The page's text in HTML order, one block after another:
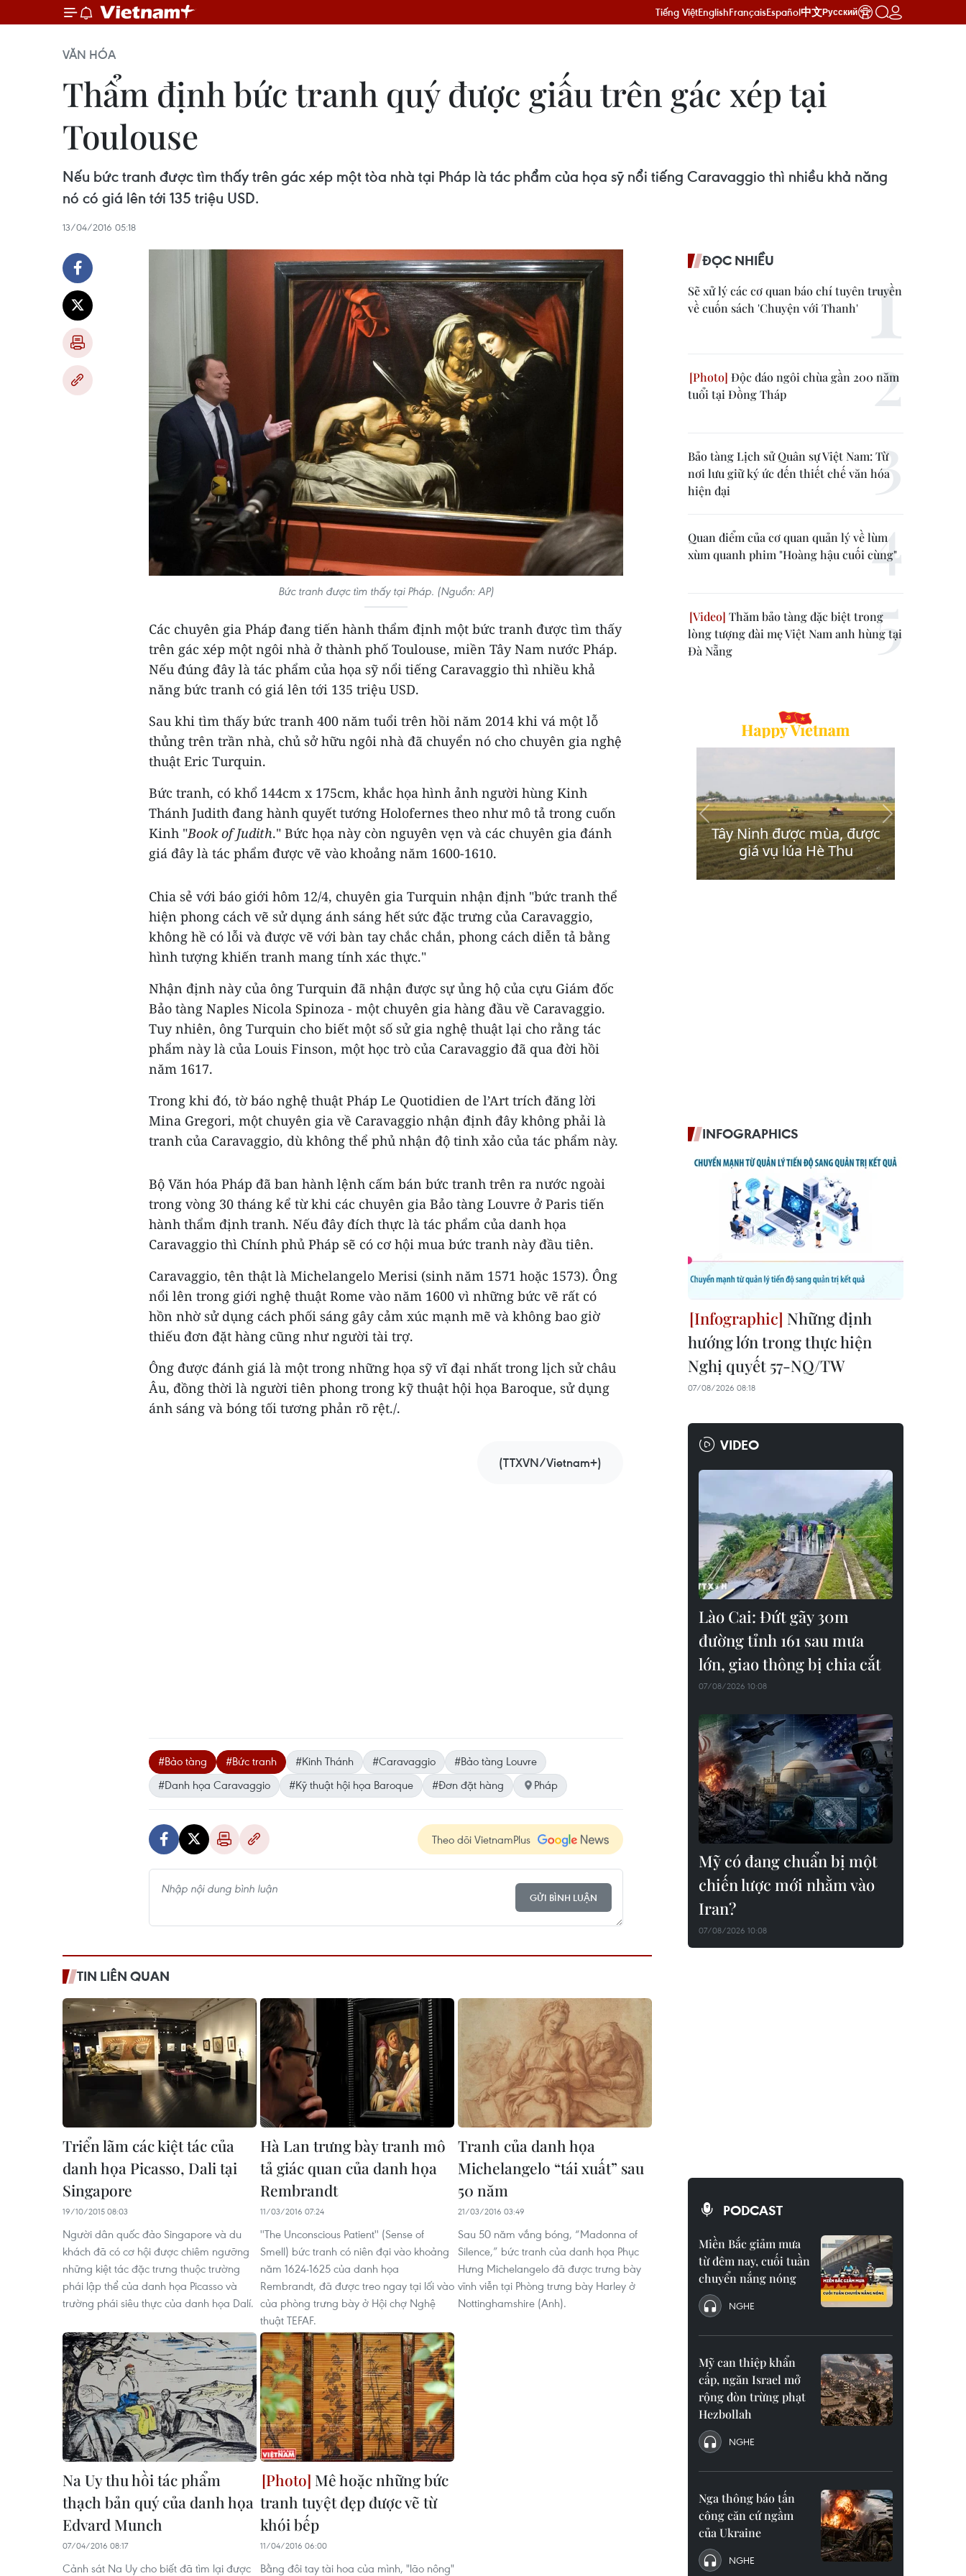
Tiếng ViệtEnglishFrançaisEspañol中文Русский
VĂN HÓA
Thẩm định bức tranh quý được giấu trên gác xép tại
Toulouse
Nếu bức tranh được tìm thấy trên gác xép một tòa nhà tại Pháp là tác phẩm của họa sỹ nổi tiếng Caravaggio thì nhiều khả năng
nó có giá lên tới 135 triệu USD.
13/04/2016 05:18
Bức tranh được tìm thấy tại Pháp. (Nguồn: AP)
Các chuyên gia Pháp đang tiến hành thẩm định một bức tranh được tìm thấy
trên gác xép một ngôi nhà ở thành phố Toulouse, miền Tây Nam nước Pháp.
Nếu đúng đây là tác phẩm của họa sỹ nổi tiếng Caravaggio thì nhiều khả
năng bức tranh có giá lên tới 135 triệu USD.
Sau khi tìm thấy bức tranh 400 năm tuổi trên hồi năm 2014 khi vá một lỗ
thủng trên trần nhà, chủ sở hữu ngôi nhà đã chuyển nó cho chuyên gia nghệ
thuật Eric Turquin.
Bức tranh, có khổ 144cm x 175cm, khắc họa hình ảnh người hùng Kinh
Thánh Judith đang hành quyết tướng Holofernes theo như mô tả trong cuốn
Kinh "Book of Judith." Bức họa này còn nguyên vẹn và các chuyên gia đánh
giá đây là tác phẩm được vẽ vào khoảng năm 1600-1610.
Chia sẻ với báo giới hôm 12/4, chuyên gia Turquin nhận định "bức tranh thể
hiện phong cách vẽ sử dụng ánh sáng hết sức đặc trưng của Caravaggio,
không hề có lỗi và được vẽ với bàn tay chắc chắn, phong cách diễn tả bằng
hình tượng khiến tranh mang tính xác thực."
Nhận định này của ông Turquin đã nhận được sự ủng hộ của cựu Giám đốc
Bảo tàng Naples Nicola Spinoza - một chuyên gia hàng đầu về Caravaggio.
Tuy nhiên, ông Turquin cho biết một số sử gia nghệ thuật lại cho rằng tác
phẩm này là của Louis Finson, một học trò của Caravaggio đã qua đời hồi
năm 1617.
Trong khi đó, tờ báo nghệ thuật Pháp Le Quotidien de l’Art trích đăng lời
Mina Gregori, một chuyên gia về Caravaggio nhận định đây không phải là
tranh của Caravaggio, dù không thể phủ nhận độ tinh xảo của tác phẩm này.
Bộ Văn hóa Pháp đã ban hành lệnh cấm bán bức tranh trên ra nước ngoài
trong vòng 30 tháng kể từ khi các chuyên gia Bảo tàng Louvre ở Paris tiến
hành thẩm định tranh. Nếu đây đích thực là tác phẩm của danh họa
Caravaggio thì Chính phủ Pháp sẽ có cơ hội mua bức tranh này đầu tiên.
Caravaggio, tên thật là Michelangelo Merisi (sinh năm 1571 hoặc 1573). Ông
nổi lên trong giới nghệ thuật Rome vào năm 1600 vì những bức vẽ rất có
hồn nhờ sử dụng cách phối sáng gây cảm xúc mạnh mẽ và không bao giờ
thiếu đơn đặt hàng cũng như người tài trợ.
Ông được đánh giá là một trong những họa sỹ vĩ đại nhất trong lịch sử châu
Âu, đồng thời là người tiên phong trong kỹ thuật hội họa Baroque, sử dụng
ánh sáng và bóng tối tương phản rõ rệt./.
(TTXVN/Vietnam+)
#Bảo tàng #Bức tranh #Kinh Thánh #Caravaggio
#Bảo tàng Louvre
#Danh họa Caravaggio
#Kỹ thuật hội họa Baroque #Đơn đặt hàng Pháp
Theo dõi VietnamPlus
GỬI BÌNH LUẬN
TIN LIÊN QUAN
Triển lãm các kiệt tác của
danh họa Picasso, Dali tại
Singapore
19/10/2015 08:03
Người dân quốc đảo Singapore và du
khách đã có cơ hội được chiêm ngưỡng
những kiệt tác đặc trưng thuộc trường
phái lập thể của danh họa Picasso và
trường phái siêu thực của danh họa Dalí.
Hà Lan trưng bày tranh mô
tả giác quan của danh họa
Rembrandt
11/03/2016 07:24
''The Unconscious Patient'' (Sense of
Smell) bức tranh có niên đại vào khoảng
năm 1624-1625 của danh họa
Rembrandt, đã được treo ngay tại lối vào
của phòng trưng bày ở Hội chợ Nghệ
thuật TEFAF.
Tranh của danh họa
Michelangelo “tái xuất” sau
50 năm
21/03/2016 03:49
Sau 50 năm vắng bóng, “Madonna of
Silence,” bức tranh của danh họa Phục
Hưng Michelangelo đã được trưng bày
vĩnh viễn tại Phòng trưng bày Harley ở
Nottinghamshire (Anh).
Na Uy thu hồi tác phẩm
thạch bản quý của danh họa
Edvard Munch
07/04/2016 08:17
Cảnh sát Na Uy cho biết đã tìm lại được
Mê hoặc những bức
tranh tuyệt đẹp được vẽ từ
khói bếp
11/04/2016 06:00
Bằng đôi tay tài hoa của mình, "lão nông"
ĐỌC NHIỀU
Sẽ xử lý các cơ quan báo chí tuyên truyền
về cuốn sách 'Chuyện với Thanh'
Độc đáo ngôi chùa gần 200 năm
tuổi tại Đồng Tháp
Bảo tàng Lịch sử Quân sự Việt Nam: Từ
nơi lưu giữ ký ức đến thiết chế văn hóa
hiện đại
Quan điểm của cơ quan quản lý về lùm
xùm quanh phim "Hoàng hậu cuối cùng"
Thăm bảo tàng đặc biệt trong
lòng tượng đài mẹ Việt Nam anh hùng tại
Đà Nẵng
INFOGRAPHICS
Những định
hướng lớn trong thực hiện
Nghị quyết 57-NQ/TW
07/08/2026 08:18
VIDEO
Lào Cai: Đứt gãy 30m
đường tỉnh 161 sau mưa
lớn, giao thông bị chia cắt
07/08/2026 10:08
Mỹ có đang chuẩn bị một
chiến lược mới nhằm vào
Iran?
07/08/2026 10:08
PODCAST
Miền Bắc giảm mưa
từ đêm nay, cuối tuần
chuyển nắng nóng
NGHE
Mỹ can thiệp khẩn
cấp, ngăn Israel mở
rộng đòn trừng phạt
Hezbollah
NGHE
Nga thông báo tấn
công căn cứ ngầm
của Ukraine
NGHE